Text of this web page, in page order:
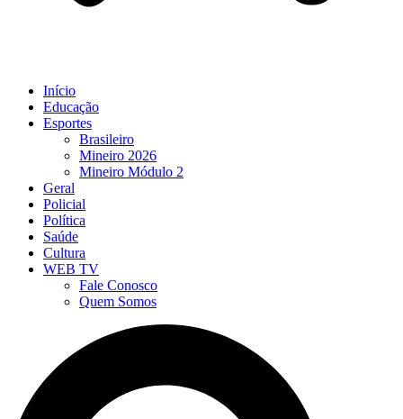
Início
Educação
Esportes
Brasileiro
Mineiro 2026
Mineiro Módulo 2
Geral
Policial
Política
Saúde
Cultura
WEB TV
Fale Conosco
Quem Somos